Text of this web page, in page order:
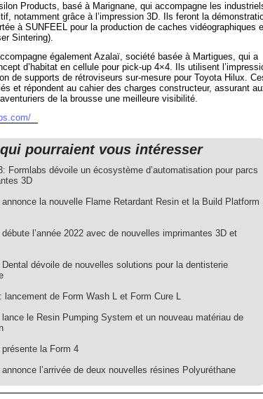
Products, basé à Marignane, qui accompagne les
notamment grâce à l’impression 3D. Ils feront la
à SUNFEEL pour la production de caches vidéographiques
Sintering).
également Azalaï, société basée à Martigues, qui a
d’habitat en cellule pour pick-up 4×4. Ils utilisent
de supports de rétroviseurs sur-mesure pour Toyota Hilux.
et répondent au cahier des charges constructeur, assurant
de la brousse une meilleure visibilité.
pourraient vous intéresser
Formlabs dévoile un écosystème d’automatisation pour parcs
3D
annonce la nouvelle Flame Retardant Resin et la Build Platform
débute l’année 2022 avec de nouvelles imprimantes 3D et
Dental dévoile de nouvelles solutions pour la dentisterie
lancement de Form Wash L et Form Cure L
lance le Resin Pumping System et un nouveau matériau de
présente la Form 4
annonce l’arrivée de deux nouvelles résines Polyuréthane